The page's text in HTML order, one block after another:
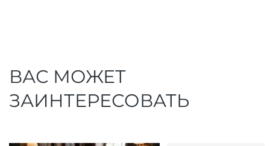
ВАС МОЖЕТ
ЗАИНТЕРЕСОВАТЬ